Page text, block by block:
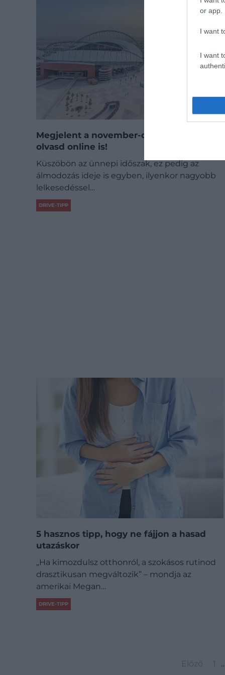
or app.
I want
I want
Megjelent a november-decemberi Drive,
olvasd online is!
Küszöbön az ünnepi időszak, ez pedig az
álmodozás ideje is egyben, ilyenkor nagyobb
lelkesedéssel…
DRIVE-TIPP
5 hasznos tipp, hogy ne fájjon a hasad
utazáskor
„Ha kimozdulsz otthonról, a szokásos rutinod
drasztikusan megváltozik” – mondja az
amerikai Megan…
DRIVE-TIPP
Előző 1 …